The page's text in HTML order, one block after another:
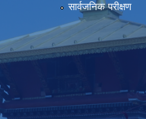
सार्वजनिक परीक्षण